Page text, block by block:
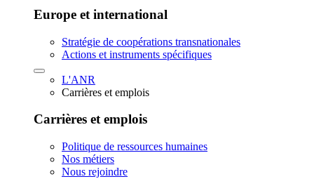
Europe et international
Stratégie de coopérations transnationales
Actions et instruments spécifiques
L'ANR
Carrières et emplois
Carrières et emplois
Politique de ressources humaines
Nos métiers
Nous rejoindre